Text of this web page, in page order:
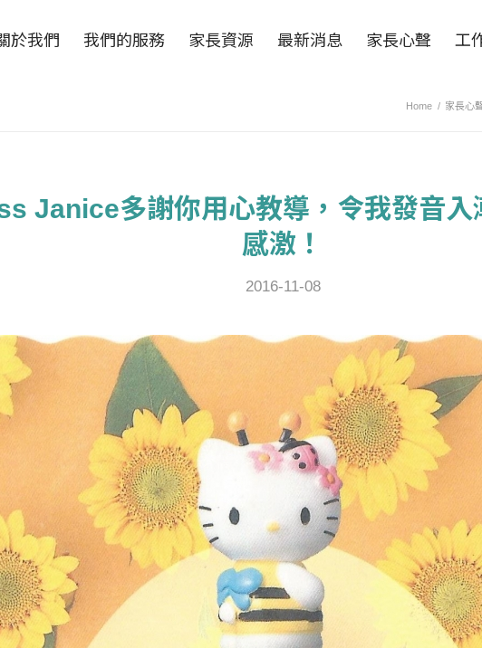
於我們 我們的服務 家長資源 最新消息 家長心聲 工
Home / 家長心
Janice多謝你用心教導，令我發音入
感激！
2016-11-08